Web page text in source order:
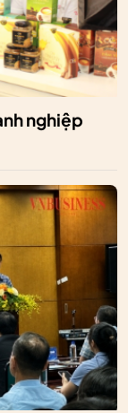
nghiệp